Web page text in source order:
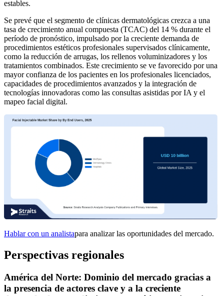
estables.
Se prevé que el segmento de clínicas dermatológicas crezca a una
tasa de crecimiento anual compuesta (TCAC) del 14 % durante el
período de pronóstico, impulsado por la creciente demanda de
procedimientos estéticos profesionales supervisados ​​clínicamente,
como la reducción de arrugas, los rellenos voluminizadores y los
tratamientos combinados. Este crecimiento se ve favorecido por una
mayor confianza de los pacientes en los profesionales licenciados,
capacidades de procedimientos avanzados y la integración de
tecnologías innovadoras como las consultas asistidas por IA y el
mapeo facial digital.
Hablar con un analistapara analizar las oportunidades del mercado.
Perspectivas regionales
América del Norte: Dominio del mercado gracias a
la presencia de actores clave y a la creciente